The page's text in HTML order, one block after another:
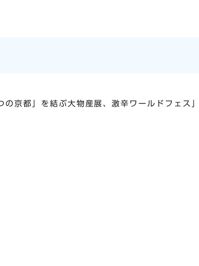
京都」を結ぶ大物産展、激辛ワールドフェス